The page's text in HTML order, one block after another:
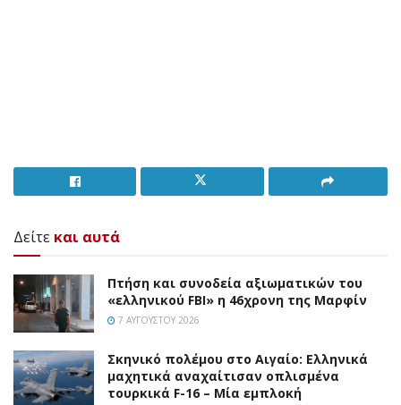
Δείτε και αυτά
Πτήση και συνοδεία αξιωματικών του
«ελληνικού FBI» η 46χρονη της Μαρφίν
7 ΑΥΓΟΎΣΤΟΥ 2026
Σκηνικό πολέμου στο Αιγαίο: Ελληνικά
μαχητικά αναχαίτισαν οπλισμένα
τουρκικά F-16 – Μία εμπλοκή